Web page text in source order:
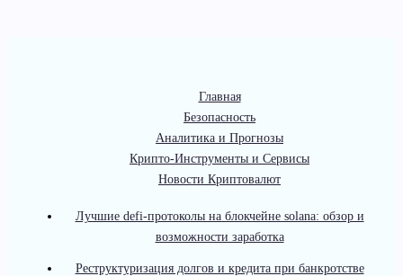
Главная
Безопасность
Аналитика и Прогнозы
Крипто-Инструменты и Сервисы
Новости Криптовалют
Лучшие defi-протоколы на блокчейне solana: обзор и
возможности заработка
Реструктуризация долгов и кредита при банкротстве